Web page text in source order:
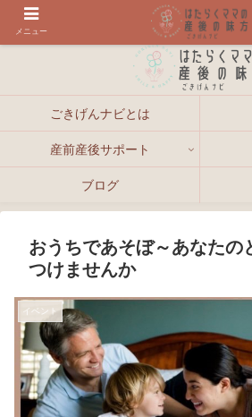
ごきげんナビとは
産前産後サポート
ブログ
おうちであそぼ～あなたの
つけませんか
イベント
メニュー